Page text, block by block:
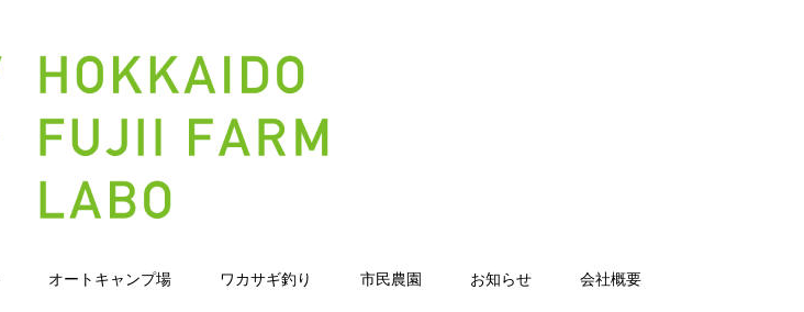
オートキャンプ場 ワカサギ釣り 市民農園 お知らせ 会社概要